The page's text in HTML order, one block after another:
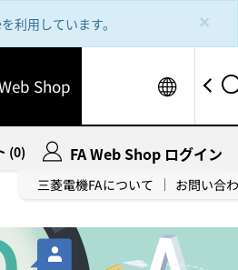
×
利用しています。
Shop
三菱電機FAについて お問い合
(0) FA Web Shop ログイン